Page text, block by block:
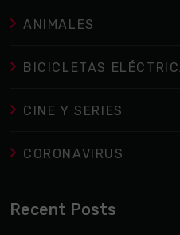
ANIMALES
BICICLETAS
CINE Y SERIES
CORONAVIRUS
Recent Posts